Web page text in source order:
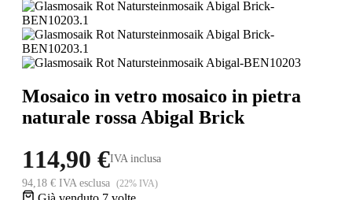
Mosaico in vetro mosaico in pietra
naturale rossa Abigal Brick
114,90 €IVA inclusa
94,18 € IVA esclusa (22% IVA)